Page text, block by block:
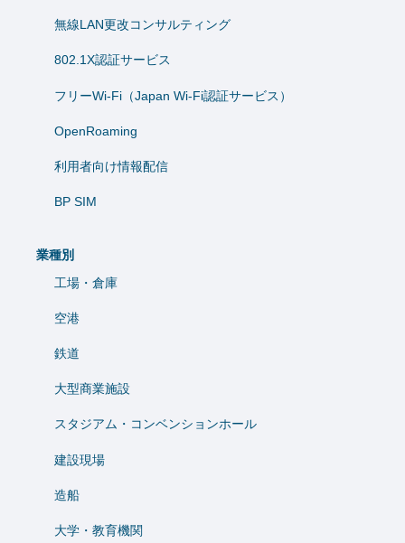
無線LAN更改コンサルティング
802.1X認証サービス
フリーWi-Fi（Japan Wi-Fi認証サービス）
OpenRoaming
利用者向け情報配信
BP SIM
業種別
工場・倉庫
空港
鉄道
大型商業施設
スタジアム・コンベンションホール
建設現場
造船
⼤学・教育機関